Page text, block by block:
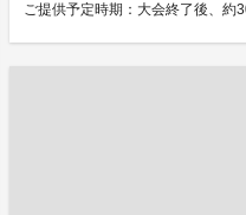
ご提供予定時期：大会終了後、約